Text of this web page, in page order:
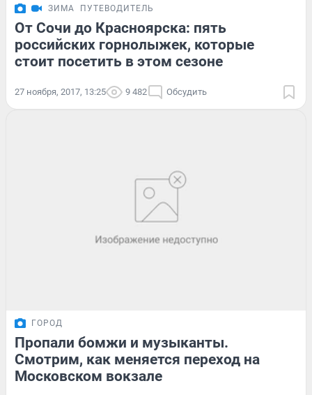
ЗИМА ПУТЕВОДИТЕЛЬ
От Сочи до Красноярска: пять
российских горнолыжек, которые
стоит посетить в этом сезоне
27 ноября, 2017, 13:25 9 482 Обсудить
ГОРОД
Пропали бомжи и музыканты.
Смотрим, как меняется переход на
Московском вокзале